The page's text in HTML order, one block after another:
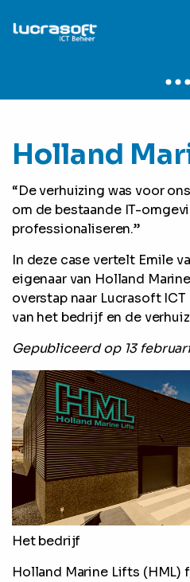
Holland
“De verhuizing was voor
om de bestaande IT-
professionaliseren.”
In deze case vertelt Emile
eigenaar van Holland
overstap naar Lucrasoft
van het bedrijf en de
Gepubliceerd op 13
Het bedrijf
Holland Marine Lifts